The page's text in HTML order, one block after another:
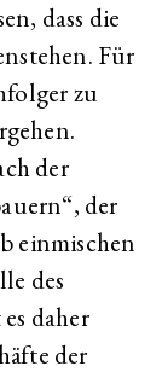
dass die
Für
zu
der
der
einmischen
des
daher
der